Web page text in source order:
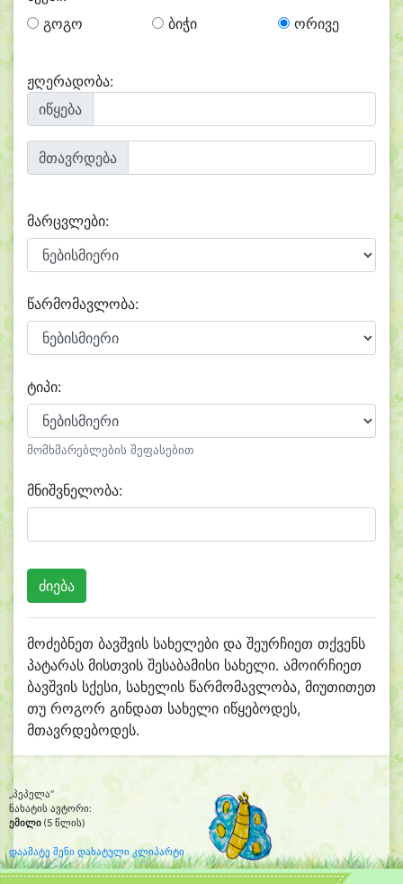
გოგო
ბიჭი ორივე
ჟღერადობა:
იწყება
მთავრდება
მარცვლები:
წარმომავლობა:
ტიპი:
მომხმარებლების შეფასებით
მნიშვნელობა:
მოძებნეთ ბავშვის სახელები და შეურჩიეთ თქვენს
პატარას მისთვის შესაბამისი სახელი. ამოირჩიეთ
ბავშვის სქესი, სახელის წარმომავლობა, მიუთითეთ
თუ როგორ გინდათ სახელი იწყებოდეს,
მთავრდებოდეს.
„პეპელა“
ნახატის ავტორი:
ემილი (5 წლის)
დაამატე შენი დახატული კლიპარტი